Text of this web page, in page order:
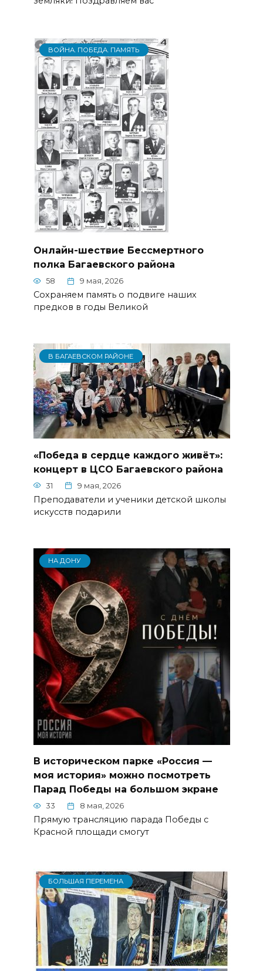
ВОЙНА. ПОБЕДА. ПАМЯТЬ
Онлайн-шествие Бессмертного
полка Багаевского района
58 9 мая, 2026
Сохраняем память о подвиге наших
предков в годы Великой
В БАГАЕВСКОМ РАЙОНЕ
«Победа в сердце каждого живёт»:
концерт в ЦСО Багаевского района
31 9 мая, 2026
Преподаватели и ученики детской школы
искусств подарили
НА ДОНУ
В историческом парке «Россия —
моя история» можно посмотреть
Парад Победы на большом экране
33 8 мая, 2026
Прямую трансляцию парада Победы с
Красной площади смогут
БОЛЬШАЯ ПЕРЕМЕНА